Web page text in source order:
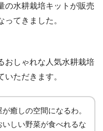
の水耕栽培キットが販売
ってきました。
おしゃれな人気水耕栽培
ただきます。
癒しの空間になるわ。
いしい野菜が食べれるな